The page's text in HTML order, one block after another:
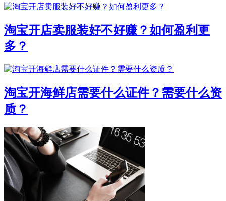
淘宝开店卖服装好不好赚？如何盈利更
多？
淘宝开海鲜店需要什么证件？需要什么资
质？